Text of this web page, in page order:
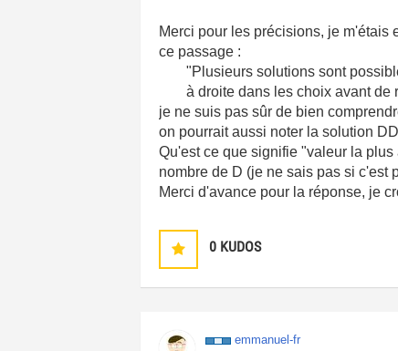
Merci pour les précisions, je m'étais
ce passage :
"Plusieurs solutions sont
à droite dans les choix avant de
je ne suis pas sûr de bien
on pourrait aussi noter la solution
Qu'est ce que signifie "valeur la
nombre de D (je ne sais pas si
Merci d'avance pour la réponse, je
0 KUDOS
emmanuel-fr